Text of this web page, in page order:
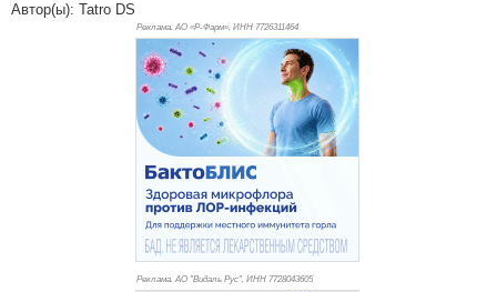
Автор(ы): Tatro DS
Реклама. АО «Р-Фарм», ИНН 7726311464
Реклама. АО "Видаль Рус", ИНН 7728043605